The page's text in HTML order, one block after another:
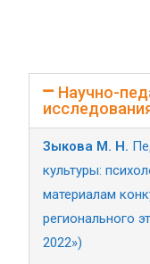
Научно-
Зыкова М. Н.
культуры:
материалам
регионального
2022»)